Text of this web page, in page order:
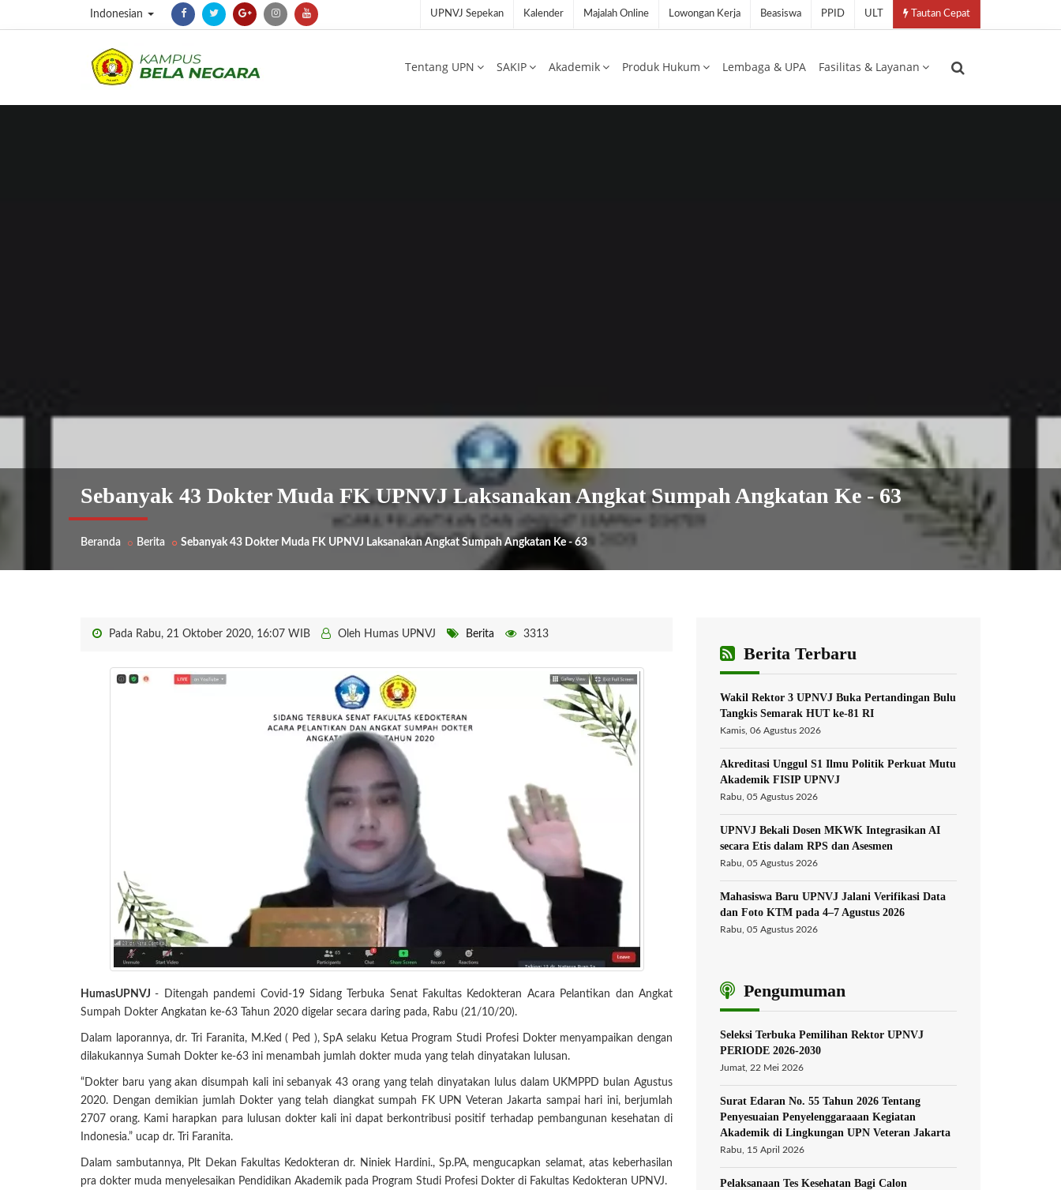
Indonesian UPNVJ Sepekan Kalender Majalah Online Lowongan Kerja Beasiswa PPID ULT Tautan Cepat
Tentang UPN SAKIP Akademik Produk Hukum Lembaga & UPA Fasilitas & Layanan
Sebanyak 43 Dokter Muda FK UPNVJ Laksanakan Angkat Sumpah Angkatan Ke - 63
Beranda Berita Sebanyak 43 Dokter Muda FK UPNVJ Laksanakan Angkat Sumpah Angkatan Ke - 63
Pada Rabu, 21 Oktober 2020, 16:07 WIB Oleh Humas UPNVJ Berita 3313
HumasUPNVJ- Ditengah pandemi Covid-19 Sidang Terbuka Senat Fakultas Kedokteran Acara Pelantikan dan Angkat
Sumpah Dokter Angkatan ke-63 Tahun 2020 digelar secara daring pada, Rabu (21/10/20).
Dalam laporannya, dr. Tri Faranita, M.Ked ( Ped ), SpA selaku Ketua Program Studi Profesi Dokter menyampaikan dengan
dilakukannya Sumah Dokter ke-63 ini menambah jumlah dokter muda yang telah dinyatakan lulusan.
“Dokter baru yang akan disumpah kali ini sebanyak 43 orang yang telah dinyatakan lulus dalam UKMPPD bulan Agustus
2020. Dengan demikian jumlah Dokter yang telah diangkat sumpah FK UPN Veteran Jakarta sampai hari ini, berjumlah
2707 orang. Kami harapkan para lulusan dokter kali ini dapat berkontribusi positif terhadap pembangunan kesehatan di
Indonesia.” ucap dr. Tri Faranita.
Dalam sambutannya, Plt Dekan Fakultas Kedokteran dr. Niniek Hardini., Sp.PA, mengucapkan selamat, atas keberhasilan
pra dokter muda menyelesaikan Pendidikan Akademik pada Program Studi Profesi Dokter di Fakultas Kedokteran UPNVJ.
Berita Terbaru
Wakil Rektor 3 UPNVJ Buka Pertandingan Bulu
Tangkis Semarak HUT ke-81 RI
Kamis, 06 Agustus 2026
Akreditasi Unggul S1 Ilmu Politik Perkuat Mutu
Akademik FISIP UPNVJ
Rabu, 05 Agustus 2026
UPNVJ Bekali Dosen MKWK Integrasikan AI
secara Etis dalam RPS dan Asesmen
Rabu, 05 Agustus 2026
Mahasiswa Baru UPNVJ Jalani Verifikasi Data
dan Foto KTM pada 4–7 Agustus 2026
Rabu, 05 Agustus 2026
Pengumuman
Seleksi Terbuka Pemilihan Rektor UPNVJ
PERIODE 2026-2030
Jumat, 22 Mei 2026
Surat Edaran No. 55 Tahun 2026 Tentang
Penyesuaian Penyelenggaraaan Kegiatan
Akademik di Lingkungan UPN Veteran Jakarta
Rabu, 15 April 2026
Pelaksanaan Tes Kesehatan Bagi Calon